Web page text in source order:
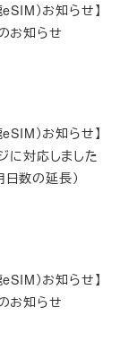
）お知らせ】
お知らせ
）お知らせ】
に対応しました
日数の延長）
）お知らせ】
お知らせ